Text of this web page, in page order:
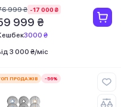
999 ₴ -17 000 ₴
999 ₴
3000 ₴
3 000 ₴/міс
ПРОДАЖІВ -56%